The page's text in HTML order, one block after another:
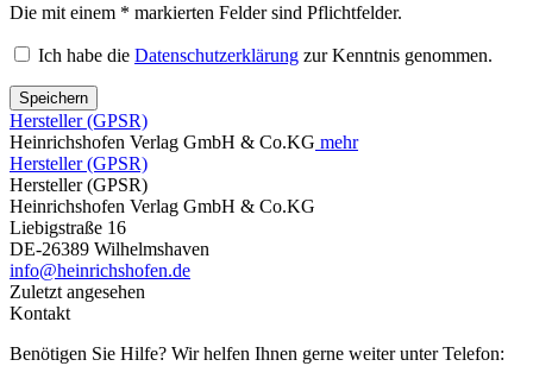
Die mit einem * markierten Felder sind Pflichtfelder.
Ich habe die Datenschutzerklärung zur Kenntnis genommen.
Speichern
Hersteller (GPSR)
Heinrichshofen Verlag GmbH & Co.KG mehr
Hersteller (GPSR)
Hersteller (GPSR)
Heinrichshofen Verlag GmbH & Co.KG
Liebigstraße 16
DE-26389 Wilhelmshaven
info@heinrichshofen.de
Zuletzt angesehen
Kontakt
Benötigen Sie Hilfe? Wir helfen Ihnen gerne weiter unter Telefon: